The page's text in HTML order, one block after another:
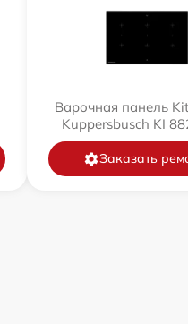
Варочная панель
Kuppersbusch KI
Заказать